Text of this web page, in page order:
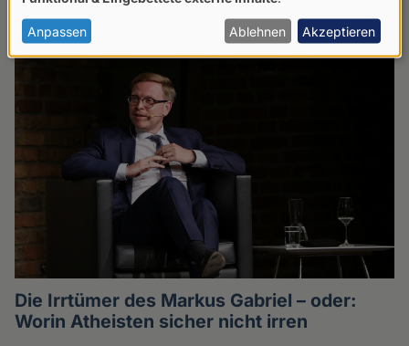
RELIGIONEN
Die Irrtümer des Markus Gabriel – oder:
Worin Atheisten sicher nicht irren
von
personenbezogenen
Daten
Anpassen Ablehnen Akzeptieren